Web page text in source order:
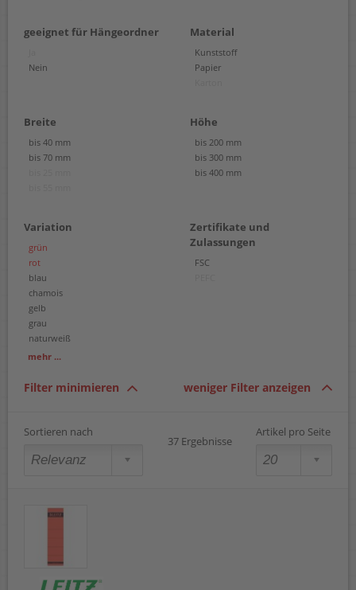
geeignet für Hängeordner
Nein
Material
Kunststoff
Papier
Breite
bis 40 mm
bis 70 mm
Höhe
bis 200 mm
bis 300 mm
bis 400 mm
Variation
grün
rot
blau
chamois
gelb
grau
naturweiß
schwarz
mehr ...
Zertifikate und
Zulassungen
FSC
Filter minimieren weniger Filter anzeigen
Sortieren nach
37 Ergebnisse
Artikel pro Seite